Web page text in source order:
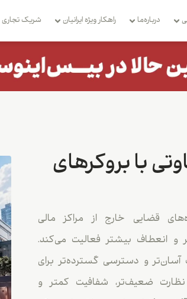
درباره‌ما راهکار ویژه ایرانیان شریک تجاری
با بروکرهای
قضایی خارج از مراکز مالی
و انعطاف بیشتر فعالیت می‌کند.
آسان‌تر و دسترسی گسترده‌تر برای
نظارت ضعیف‌تر، شفافیت کمتر و